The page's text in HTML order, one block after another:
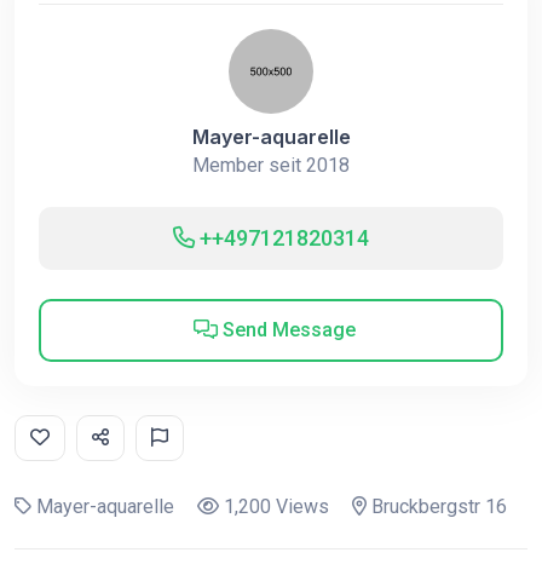
Mayer-aquarelle
Member seit 2018
++497121820314
Send Message
Mayer-aquarelle 1,200 Views Bruckbergstr 16